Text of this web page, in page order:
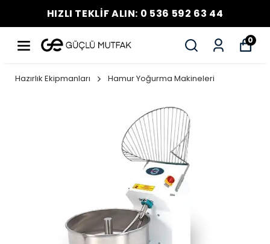
HIZLI TEKLİF ALIN: 0 536 592 63 44
0
Hazırlık Ekipmanları Hamur Yoğurma Makineleri